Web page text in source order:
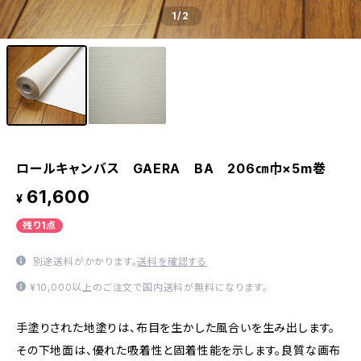
1/2
ロールキャンバス GAERA BA 206㎝巾×5m巻
¥ 61,600
残り1点
別途送料がかかります。送料を確認する
¥10,000以上のご注文で国内送料が無料になります。
手塗りされた地塗りは、布目を生かした風合いを生み出します。
その下地面は、優れた吸着性と固着性能を示します。良質な画布